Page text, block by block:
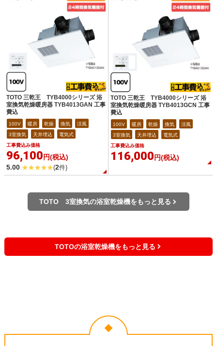
TOTO 三乾王 TYB4000シリーズ 浴
室換気乾燥暖房器 TYB4013GAN 工事
費込
100V 暖房 乾燥 換気
涼風
3室換気
天井埋込
電気式
工事費込み価格
96,100 円(税込)
5.00
(2件)
TOTO 三乾王 TYB4000シリーズ 浴
室換気乾燥暖房器 TYB4013GCN 工事
費込
100V 暖房 乾燥 換気
涼風
3室換気
天井埋込
電気式
工事費込み価格
116,000 円(税込)
TOTO 3室換気の浴室乾燥機をもっと見る
TOTOの浴室乾燥機をもっと見る